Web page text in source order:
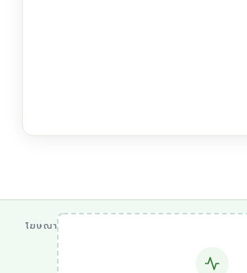
โฆษณา